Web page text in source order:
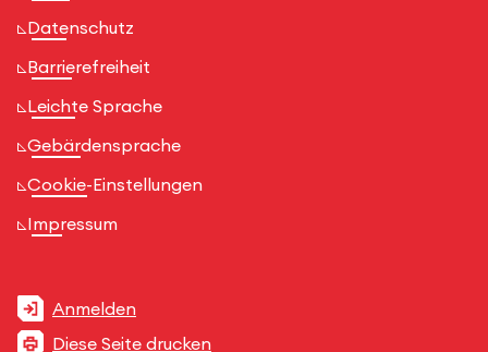
Datenschutz
Barrierefreiheit
Leichte Sprache
Gebärdensprache
Cookie-Einstellungen
Impressum
Anmelden
Diese Seite drucken